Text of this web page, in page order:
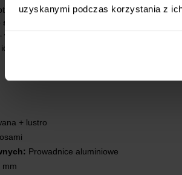
uzyskanymi podczas korzystania z
powiększa pomieszczenie i dodaje mu
wykonana z wysokiej jakości materiałów,
połączenie nowoczesnego designu i
+ lustro
Prowadnice aluminiowe
mm